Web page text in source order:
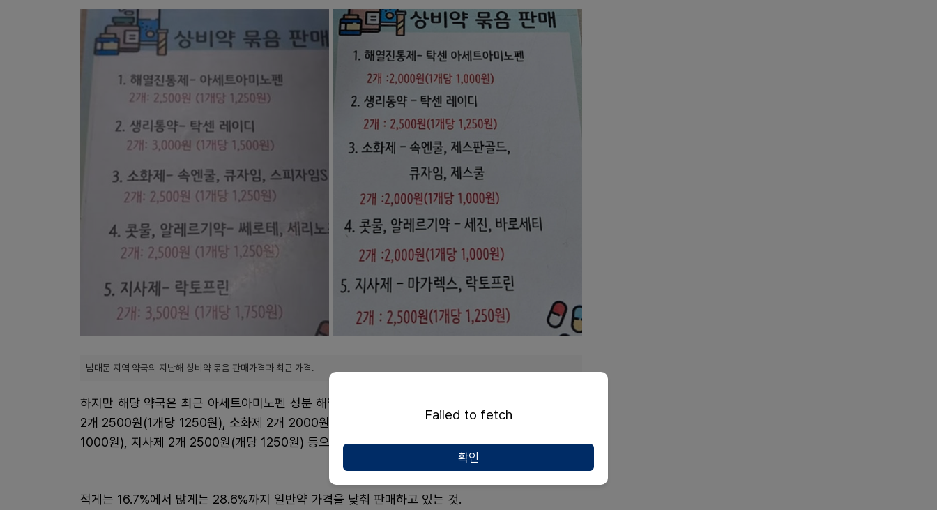
남대문 지역 약국의 지난해 상비약 묶음 판매가격과 최근 가격.
하지만 해당 약국은 최근 아세트아미노펜 성분 해열진통제 2개 2000원(1개당 1000원), 소염진통제
2개 2500원(1개당 1250원), 소화제 2개 2000원(1개당 1000원), 항히스타민제 2개 2000원(1개당
1000원), 지사제 2개 2500원(개당 1250원) 등으로 조정했다.
적게는 16.7%에서 많게는 28.6%까지 일반약 가격을 낮춰 판매하고 있는 것.
Failed to fetch
확인